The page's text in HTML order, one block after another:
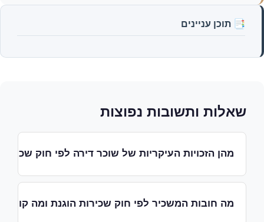
📑 תוכן עניינים
שאלות ותשובות נפוצות
מהן הזכויות העיקריות של שוכר דירה לפי חוק
החוק מעניק לשוכר הגנות חשובות כולל הגבלת גובה
הערובה, איסור על דרישת יותר משלושה חודשי
מה חובות המשכיר לפי חוק שכירות הוגנת ומה